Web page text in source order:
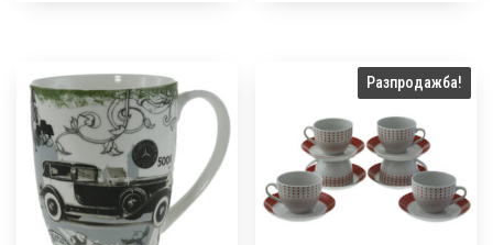
Разпродажба!